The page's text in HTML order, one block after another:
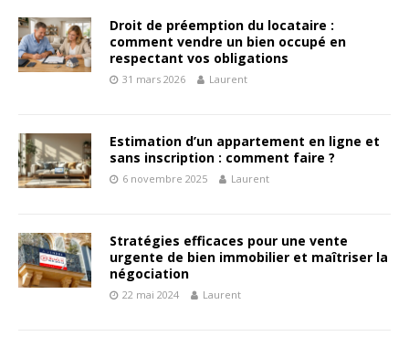
Droit de préemption du locataire :
comment vendre un bien occupé en
respectant vos obligations
31 mars 2026 Laurent
Estimation d’un appartement en ligne et
sans inscription : comment faire ?
6 novembre 2025 Laurent
Stratégies efficaces pour une vente
urgente de bien immobilier et maîtriser la
négociation
22 mai 2024 Laurent